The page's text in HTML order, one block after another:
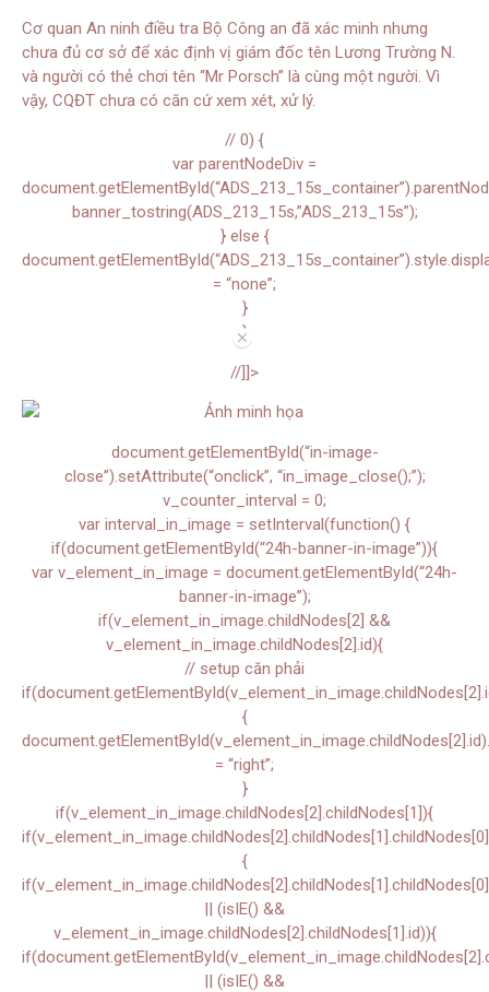
Cơ quan An ninh điều tra Bộ Công an đã xác minh nhưng
chưa đủ cơ sở để xác định vị giám đốc tên Lương Trường N.
và người có thẻ chơi tên “Mr Porsch” là cùng một người. Vì
vậy, CQĐT chưa có căn cứ xem xét, xử lý.
// 0) {
var parentNodeDiv =
banner_tostring(ADS_213_15s,”ADS_213_15s”);
} else {
= “none”;
}
}
//]]>
//
document.getElementById(“in-image-
close”).setAttribute(“onclick”, “in_image_close();”);
v_counter_interval = 0;
var interval_in_image = setInterval(function() {
if(document.getElementById(“24h-banner-in-image”)){
var v_element_in_image = document.getElementById(“24h-
banner-in-image”);
if(v_element_in_image.childNodes[2] &&
v_element_in_image.childNodes[2].id){
// setup căn phải
{
= “right”;
}
if(v_element_in_image.childNodes[2].childNodes[1]){
{
|| (isIE() &&
v_element_in_image.childNodes[2].childNodes[1].id)){
|| (isIE() &&